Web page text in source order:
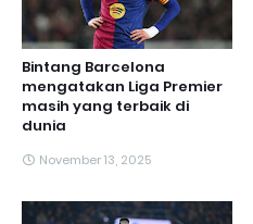
Bintang Barcelona
mengatakan Liga Premier
masih yang terbaik di
dunia
November 13, 2025